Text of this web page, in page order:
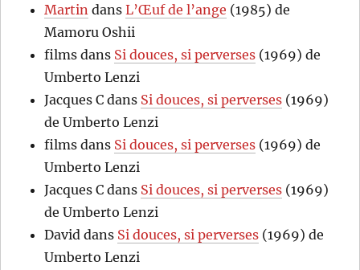
Martin dansL’Œuf de l’ange (1985) de
Mamoru Oshii
films dans Si douces, si perverses (1969) de
Umberto Lenzi
Jacques C dans Si douces, si perverses (1969)
de Umberto Lenzi
films dans Si douces, si perverses (1969) de
Umberto Lenzi
Jacques C dans Si douces, si perverses (1969)
de Umberto Lenzi
David dans Si douces, si perverses (1969) de
Umberto Lenzi